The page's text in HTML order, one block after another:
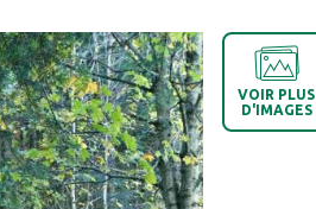
VOIR PLUS
D'IMAGES